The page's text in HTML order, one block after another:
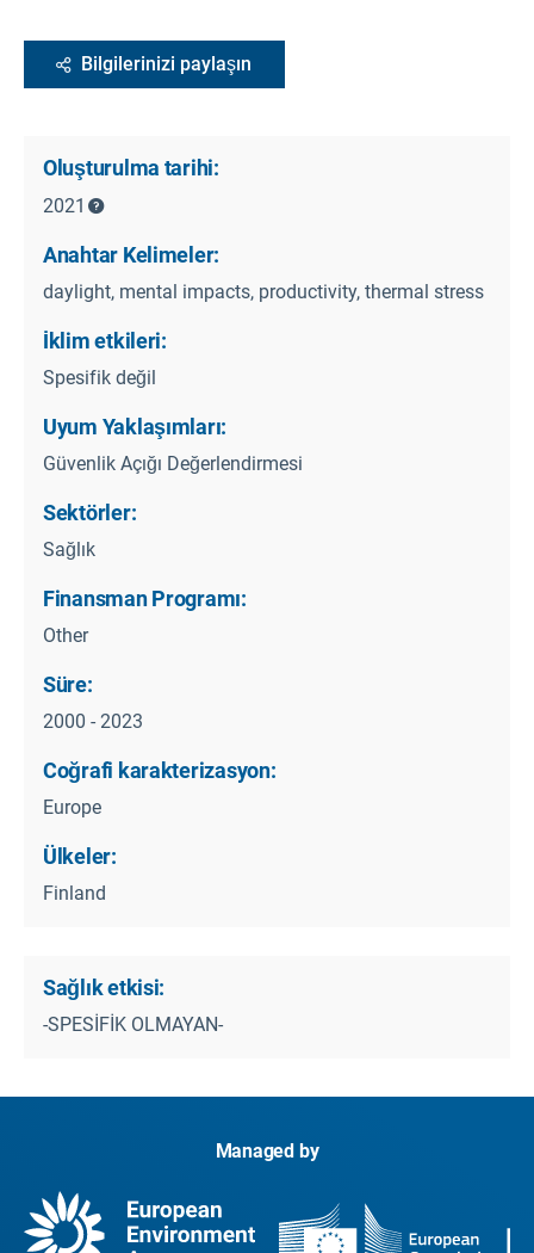
Bilgilerinizi paylaşın
Oluşturulma tarihi:
2021
Anahtar Kelimeler:
daylight, mental impacts, productivity, thermal stress
İklim etkileri:
Spesifik değil
Uyum Yaklaşımları:
Güvenlik Açığı Değerlendirmesi
Sektörler:
Sağlık
Finansman Programı:
Other
Süre:
2000 - 2023
Coğrafi karakterizasyon:
Europe
Ülkeler:
Finland
Sağlık etkisi:
-SPESİFİK OLMAYAN-
Managed by